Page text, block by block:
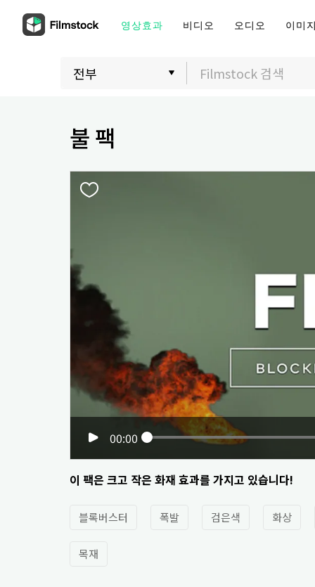
영상효과 비디오 오디오 이미
불 팩
00:00
이 팩은 크고 작은 화재 효과를 가지고 있습니다!
블록버스터 폭발 검은색 화상
목재